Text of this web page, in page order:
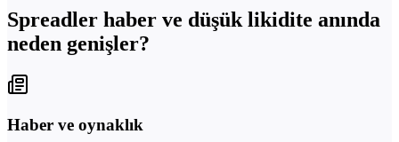
Spreadler haber ve düşük likidite anında
neden genişler?
Haber ve oynaklık